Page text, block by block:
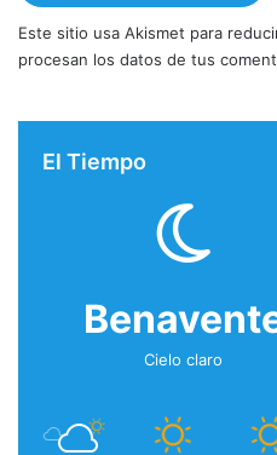
Este sitio usa Akismet para
procesan los datos de tus
El Tiempo
Cielo claro